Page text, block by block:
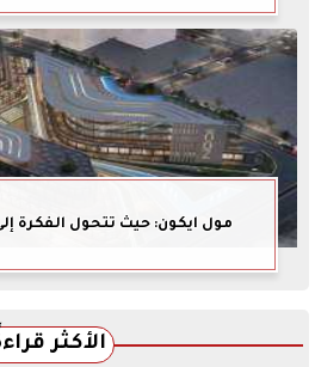
مول ايكون: حيث تتحول الفكرة
الأكثر